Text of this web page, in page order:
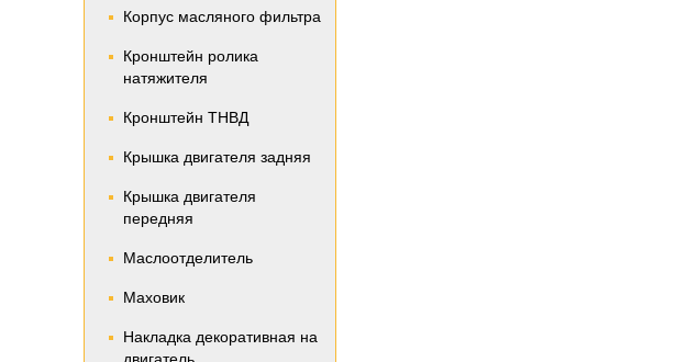
Корпус масляного фильтра
Кронштейн ролика
натяжителя
Кронштейн ТНВД
Крышка двигателя задняя
Крышка двигателя
передняя
Маслоотделитель
Маховик
Накладка декоративная на